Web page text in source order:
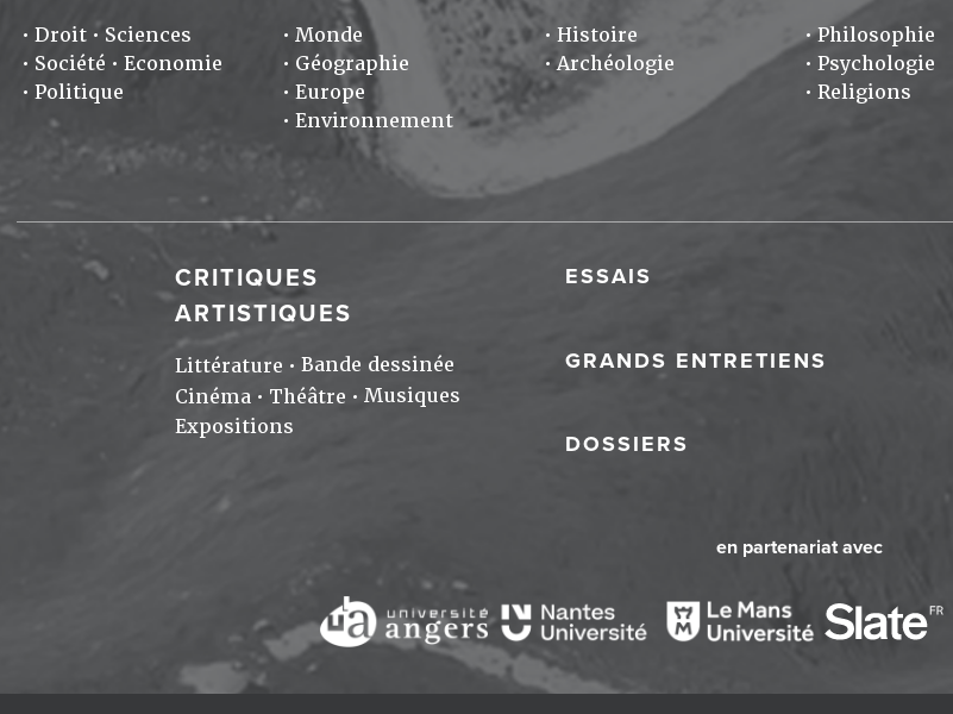
Droit
Sciences
Société
Economie
Politique
Monde
Géographie
Europe
Environnement
Histoire
Archéologie
Philosophie
Psychologie
Religions
CRITIQUES
ARTISTIQUES
Littérature
Bande dessinée
Cinéma
Théâtre
Musiques
Expositions
ESSAIS
GRANDS ENTRETIENS
DOSSIERS
en partenariat avec